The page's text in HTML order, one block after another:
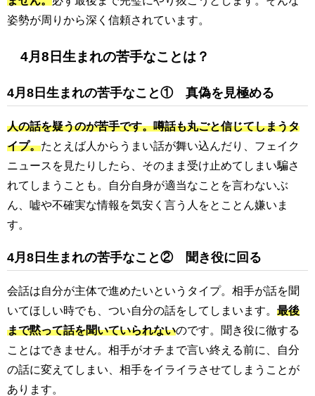
姿勢が周りから深く信頼されています。
4月8日生まれの苦手なことは？
4月8日生まれの苦手なこと① 真偽を見極める
人の話を疑うのが苦手です。噂話も丸ごと信じてしまうタ
イプ。たとえば人からうまい話が舞い込んだり、フェイク
ニュースを見たりしたら、そのまま受け止めてしまい騙さ
れてしまうことも。自分自身が適当なことを言わないぶ
ん、嘘や不確実な情報を気安く言う人をとことん嫌いま
す。
4月8日生まれの苦手なこと② 聞き役に回る
会話は自分が主体で進めたいというタイプ。相手が話を聞
いてほしい時でも、つい自分の話をしてしまいます。 最後
まで黙って話を聞いていられないのです。聞き役に徹する
ことはできません。相手がオチまで言い終える前に、自分
の話に変えてしまい、相手をイライラさせてしまうことが
あります。